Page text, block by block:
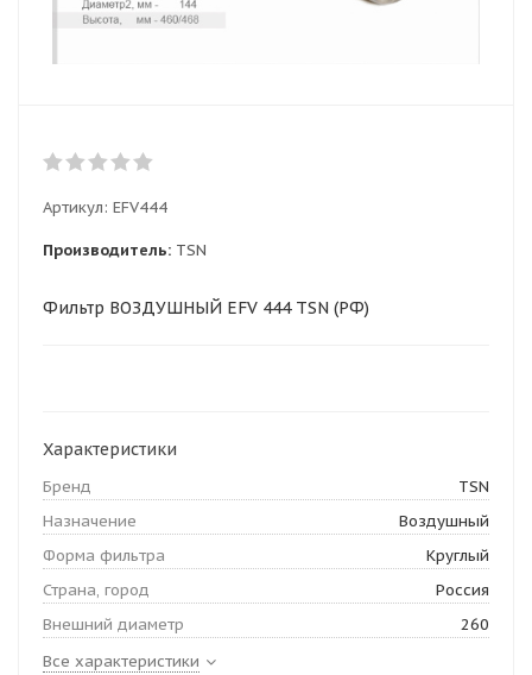
Артикул: EFV444
Производитель: TSN
Фильтр ВОЗДУШНЫЙ EFV 444 TSN (РФ)
Характеристики
Бренд
TSN
Назначение
Воздушный
Форма фильтра
Круглый
Страна, город
Россия
Внешний диаметр
260
Все характеристики